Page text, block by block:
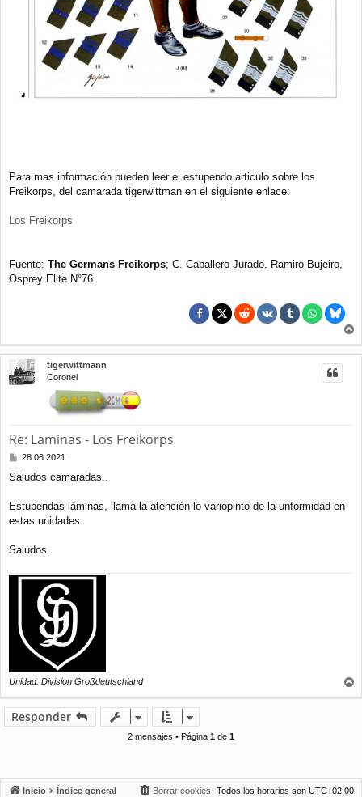
Para mas información pueden leer el estupendo articulo sobre los
Freikorps, del camarada tigerwittman en el siguiente enlace:
Los Freikorps
Fuente: The Germans Freikorps; C. Caballero Jurado, Ramiro Bujeiro,
Osprey Elite N°76
r
r
tigerwittmann
Coronel
Re: Laminas - Los Freikorps
M
n
a
j
28 06 2021
Saludos camaradas..
Estupendas láminas, llama la atención lo variopinto de la unformidad en
estas unidades.
Saludos.
Unidad: Division Großdeutschland
r
Responder
2 mensajes • Página 1 de 1
Inicio Índice general Todos los horarios son UTC+02:00
Borrar cookies